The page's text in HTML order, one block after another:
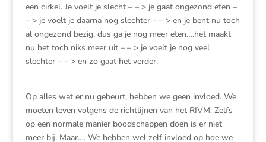
een cirkel. Je voelt je slecht – – > je gaat ongezond eten –
– > je voelt je daarna nog slechter – – > en je bent nu toch
al ongezond bezig, dus ga je nog meer eten….het maakt
nu het toch niks meer uit – – > je voelt je nog veel
slechter – – > en zo gaat het verder.
Op alles wat er nu gebeurt, hebben we geen invloed. We
moeten leven volgens de richtlijnen van het RIVM. Zelfs
op een normale manier boodschappen doen is er niet
meer bij. Maar…. We hebben wel zelf invloed op hoe we